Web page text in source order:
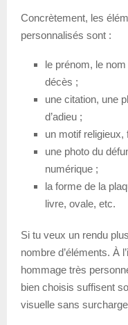
Concrètement, les
personnalisés sont :
le prénom, le
décès ;
une citation, une
d’adieu ;
un motif religieux,
une photo du
numérique ;
la forme de la
livre, ovale, etc.
Si tu veux un rendu
nombre d’éléments. À
hommage très
bien choisis suffisent
visuelle sans